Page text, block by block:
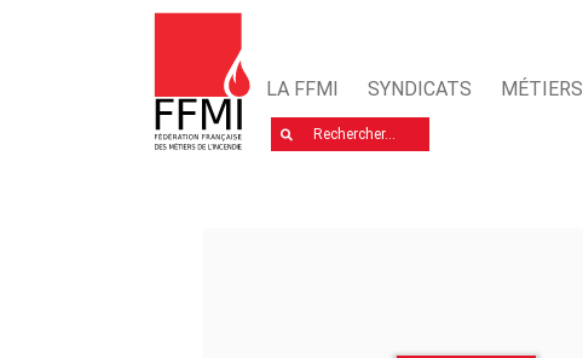
LA FFMI SYNDICATS MÉTIERS
Rechercher